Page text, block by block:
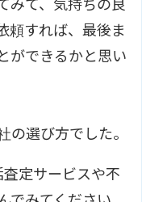
みて、気持ちの良
頼すれば、最後ま
ができるかと思い
の選び方でした。
定サービスや不